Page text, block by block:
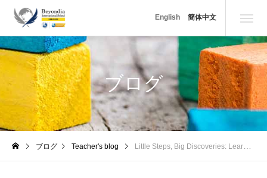
English 簡体中文
ブログ
ブログ Teacher's blog Little Steps, Big Discoveries: Learning in Our Pre-Pre Class | 小さな一歩が大きな成長へ ― プリプリクラスでの毎日の学び